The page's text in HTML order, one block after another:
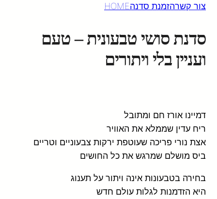
צור קשרהזמנת סדנהHOME
סדנת סושי טבעונית – טעם
ועניין בלי ויתורים
דמיינו אורז חם ומתובל
ריח עדין שממלא את האוויר
אצת נורי פריכה שעוטפת ירקות צבעוניים וטריים
ביס מושלם שמרגש את כל החושים
בחירה בטבעונות אינה ויתור על תענוג
היא הזדמנות לגלות עולם חדש